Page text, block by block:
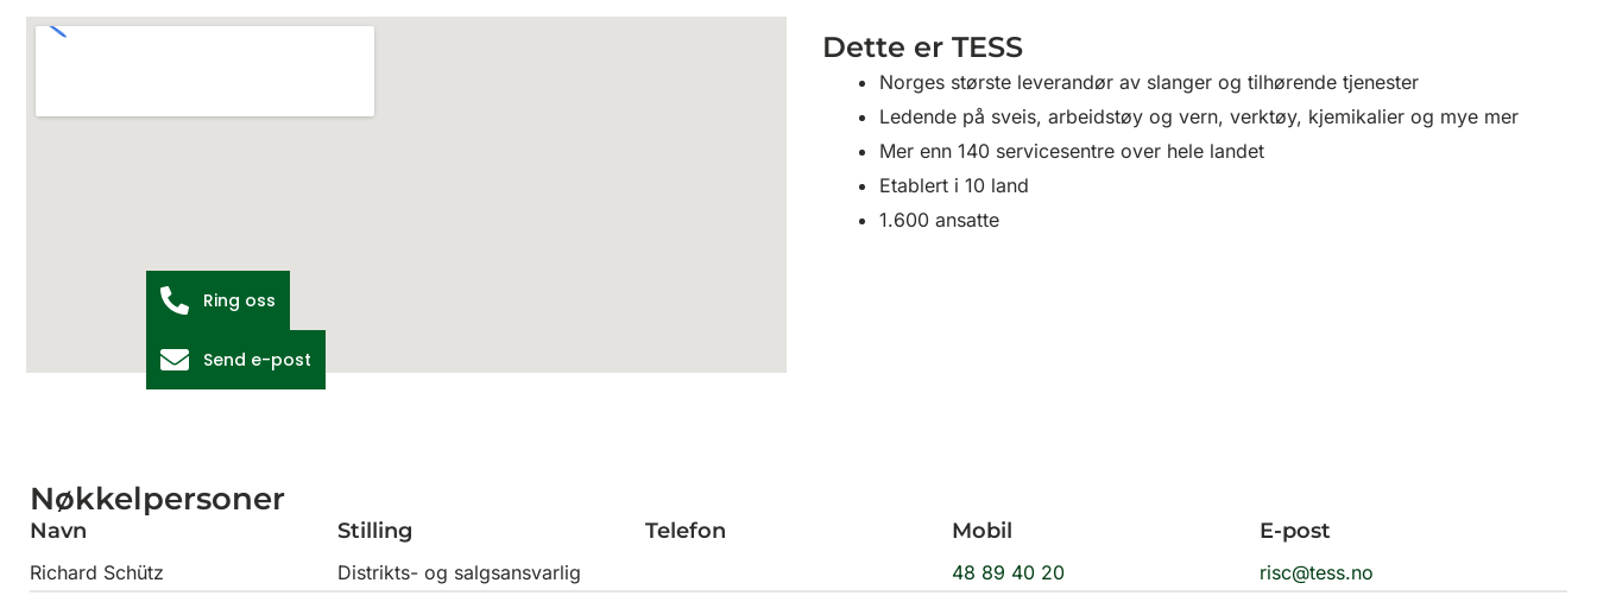
Dette er TESS
Norges største leverandør av slanger og tilhørende tjenester
Ledende på sveis, arbeidstøy og vern, verktøy, kjemikalier og mye mer
Mer enn 140 servicesentre over hele landet
Etablert i 10 land
1.600 ansatte
Nøkkelpersoner
Navn Stilling Telefon Mobil E-post
Richard Schütz Distrikts- og salgsansvarlig 48 89 40 20 risc@tess.no
Ring oss
Send e-post